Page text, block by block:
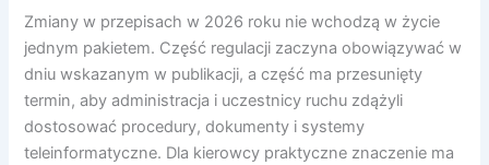
Zmiany w przepisach w 2026 roku nie wchodzą w życie
jednym pakietem. Część regulacji zaczyna obowiązywać w
dniu wskazanym w publikacji, a część ma przesunięty
termin, aby administracja i uczestnicy ruchu zdążyli
dostosować procedury, dokumenty i systemy
teleinformatyczne. Dla kierowcy praktyczne znaczenie ma